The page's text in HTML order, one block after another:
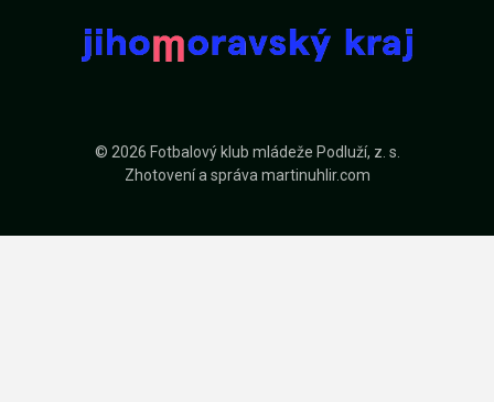
© 2026 Fotbalový klub mládeže Podluží, z. s.
Zhotovení a správamartinuhlir.com